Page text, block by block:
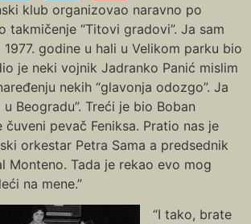
klub organizovao naravno po
takmičenje “Titovi gradovi”. Ja sam
godine u hali u Velikom parku bio
je neki vojnik Jadranko Panić mislim
nekih “glavonja odozgo”. Ja
u Beogradu”. Treći je bio Boban
čuveni pevač Feniksa. Pratio nas je
orkestar Petra Sama a predsednik
Monteno. Tada je rekao evo mog
na mene.”
“I tako, brate